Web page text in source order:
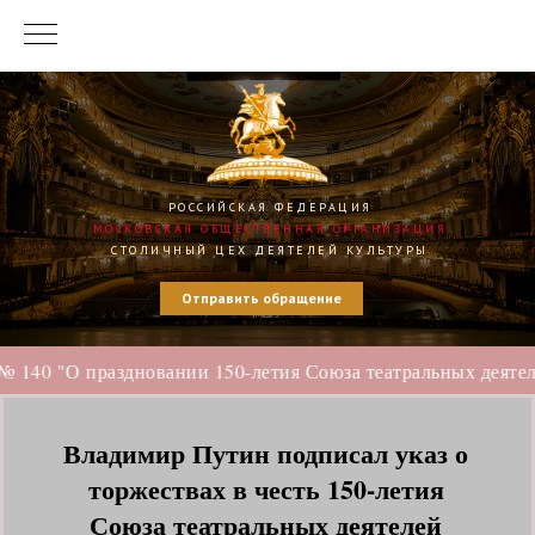
Отправить обращение
РОССИЙСКАЯ ФЕДЕРАЦИЯ
МОСКОВСКАЯ ОБЩЕСТВЕННАЯ ОРГАНИЗАЦИЯ
СТОЛИЧНЫЙ ЦЕХ ДЕЯТЕЛЕЙ КУЛЬТУРЫ
"О праздновании 150-летия Союза театральных
Владимир Путин подписал указ о
торжествах в честь 150-летия
Союза театральных деятелей